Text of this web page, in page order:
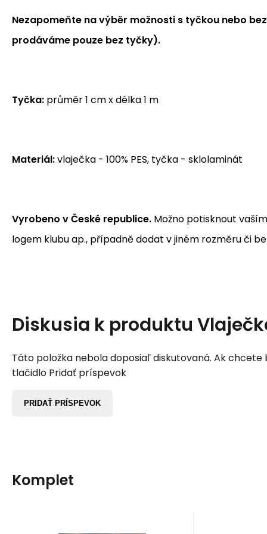
Nezapomeňte na výběr možnosti s tyčkou nebo
prodáváme pouze bez tyčky).
Tyčka: průměr 1 cm x délka 1 m
Materiál:vlaječka - 100% PES, tyčka - sklolaminát
Vyrobeno v České republice. Možno potisknout
logem klubu ap., případně dodat v jiném rozměru či
Diskusia k produktu
Táto položka nebola doposiaľ diskutovaná. Ak chcete
tlačidlo Pridať príspevok
PRIDAŤ PRÍSPEVOK
Komplet